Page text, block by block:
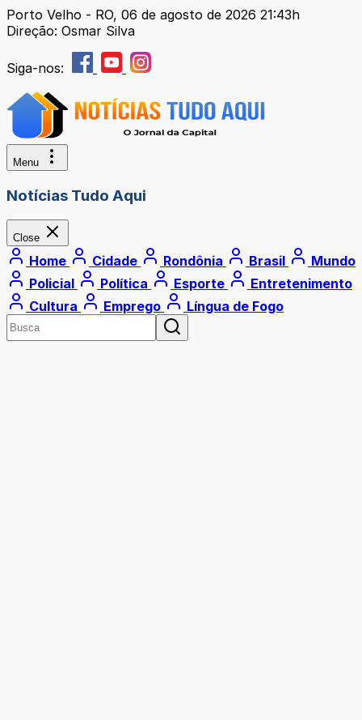
Porto Velho - RO, 06 de agosto de 2026 21:43h
Direção: Osmar Silva
Siga-nos:
Menu
Notícias Tudo Aqui
Close
Home Cidade Rondônia Brasil
Mundo
Policial
Política Esporte
Entretenimento
Cultura
Emprego Língua de Fogo